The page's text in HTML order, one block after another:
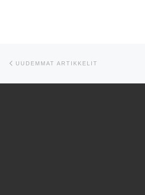
Artikkelien navigointi
UUDEMMAT ARTIKKELIT